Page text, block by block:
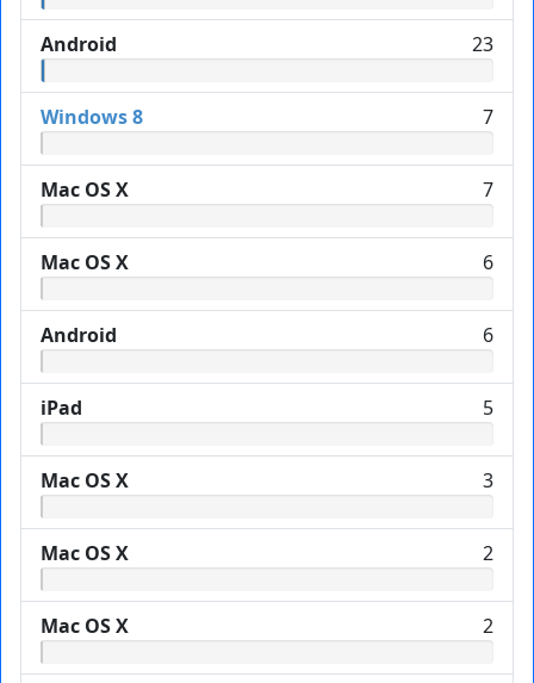
Android 23
Windows 8 7
Mac OS X 7
Mac OS X 6
Android 6
iPad 5
Mac OS X 3
Mac OS X 2
Mac OS X 2